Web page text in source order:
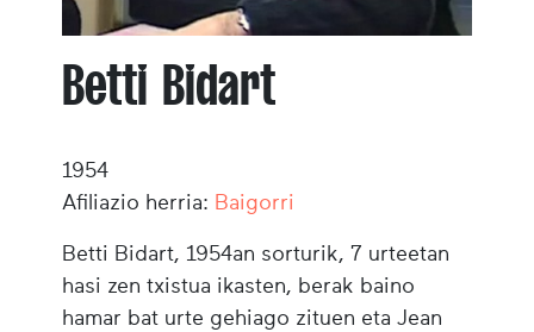
Betti Bidart
1954
Afiliazio herria: Baigorri
Betti Bidart, 1954an sorturik, 7 urteetan
hasi zen txistua ikasten, berak baino
hamar bat urte gehiago zituen eta Jean